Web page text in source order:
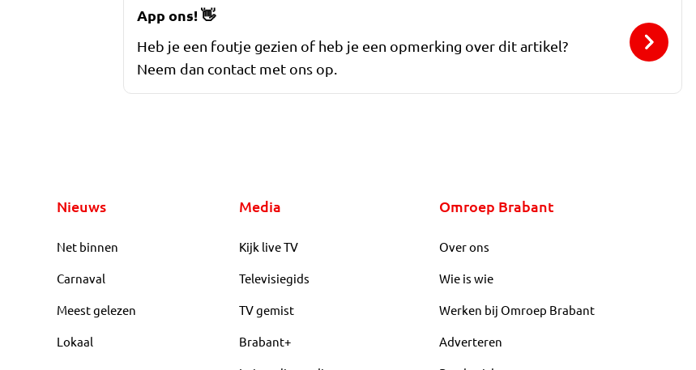
App ons!👋
Heb je een foutje gezien of heb je een opmerking over dit artikel?
Neem dan contact met ons op.
Nieuws
Net binnen
Carnaval
Meest gelezen
Lokaal
Media
Kijk live TV
Televisiegids
TV gemist
Brabant+
Omroep Brabant
Over ons
Wie is wie
Werken bij Omroep Brabant
Adverteren